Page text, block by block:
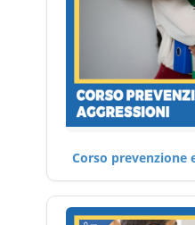
Corso prevenzione